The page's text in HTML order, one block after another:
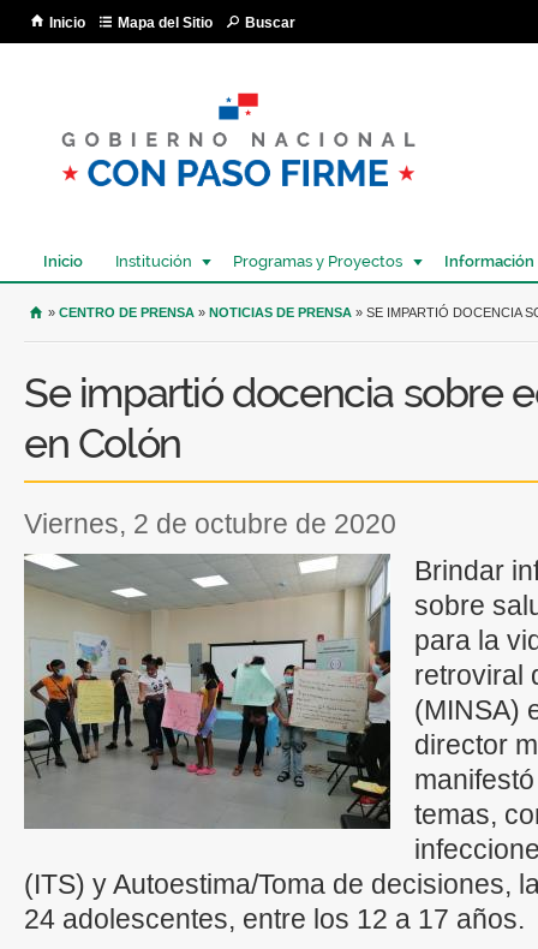
Inicio Mapa del Sitio Buscar
Inicio Institución Programas y Proyectos Información
USTED SE ENCUENTRA AQUÍ
» CENTRO DE PRENSA » NOTICIAS DE PRENSA » SE IMPARTIÓ DOCENCIA
Se impartió docencia sobre
en Colón
viernes, 2 de octubre de 2020
Brindar
sobre
para la
retroviral
(MINSA)
director
temas,
(ITS) y Autoestima/Toma de decisiones,
24 adolescentes, entre los 12 a 17 años.